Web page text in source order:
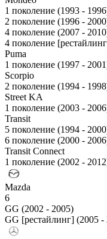
1 поколение (1993 -
2 поколение (1996 -
4 поколение (2007 -
4 поколение
Puma
1 поколение (1997 -
Scorpio
2 поколение (1994 -
Street KA
1 поколение (2003 -
Transit
5 поколение (1994 -
6 поколение (2000 -
Transit Connect
1 поколение (2002 -
Mazda
6
GG (2002 - 2005)
GG [рестайлинг] (2005 -